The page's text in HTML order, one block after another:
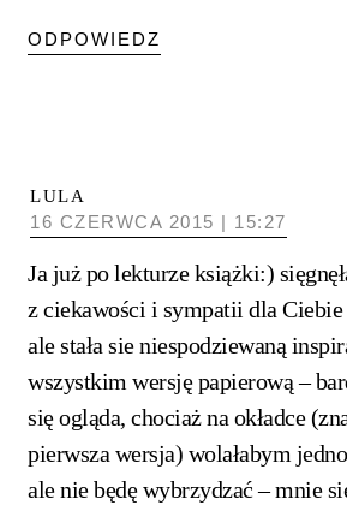
ODPOWIEDZ
LULA
16 CZERWCA 2015 | 15:27
Ja już po lekturze książki:)
z ciekawości i sympatii dla
ale stała sie niespodziewaną
wszystkim wersję papierową –
się ogląda, chociaż na okładce
pierwsza wersja) wolałabym
ale nie będę wybrzydzać – mnie